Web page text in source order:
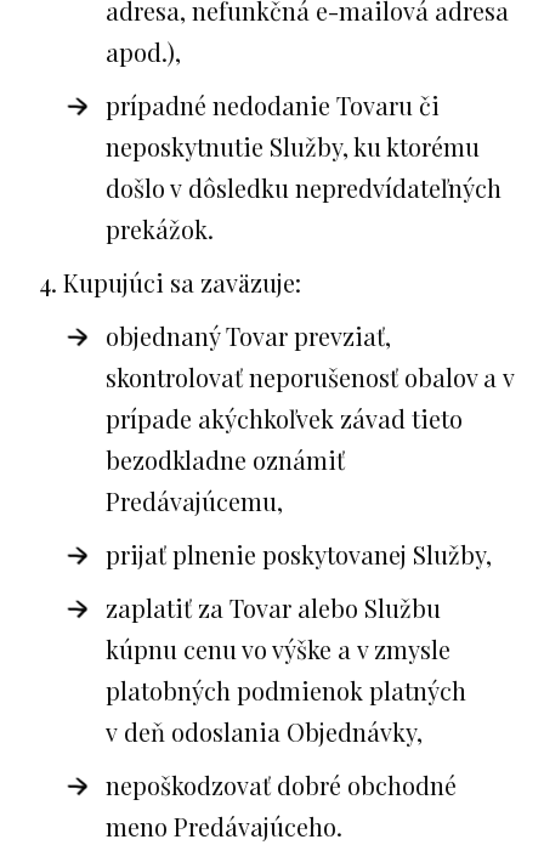
adresa, nefunkčná e-mailová adresa
apod.),
prípadné nedodanie Tovaru či
neposkytnutie Služby, ku ktorému
došlo v dôsledku nepredvídateľných
prekážok.
Kupujúci sa zaväzuje:
objednaný Tovar prevziať,
skontrolovať neporušenosť obalov a v
prípade akýchkoľvek závad tieto
bezodkladne oznámiť
Predávajúcemu,
prijať plnenie poskytovanej Služby,
zaplatiť za Tovar alebo Službu
kúpnu cenu vo výške a v zmysle
platobných podmienok platných
v deň odoslania Objednávky,
nepoškodzovať dobré obchodné
meno Predávajúceho.